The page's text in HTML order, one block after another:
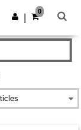
Obtenir l'appli
0